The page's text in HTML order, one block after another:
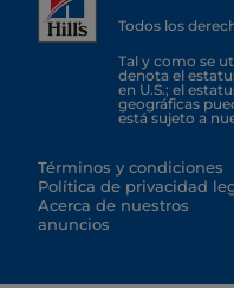
Todos los
Tal y como se
denota el
en U.S.; el
geográficas
está sujeto a
Términos y condiciones
Política de privacidad
Acerca de nuestros
anuncios